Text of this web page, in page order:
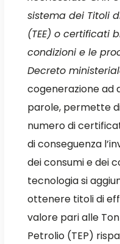
sistema dei Titoli
(TEE) o certificati
condizioni e le
Decreto
cogenerazione ad
parole, permette
numero di
di conseguenza
dei consumi e dei
tecnologia si
ottenere titoli di
valore pari alle
Petrolio (TEP)